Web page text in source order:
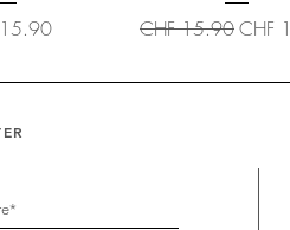
Standardpreis
CHF 15.90Sale-
CHF